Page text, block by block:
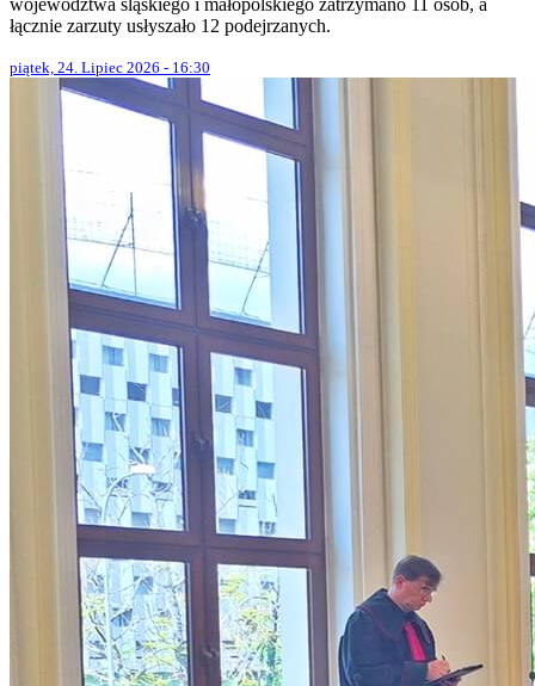
województwa śląskiego i małopolskiego zatrzymano 11 osób, a
łącznie zarzuty usłyszało 12 podejrzanych.
piątek, 24. Lipiec 2026 - 16:30